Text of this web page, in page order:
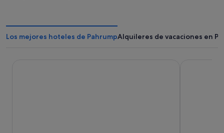
Los mejores hoteles de PahrumpAlquileres de vacaciones en